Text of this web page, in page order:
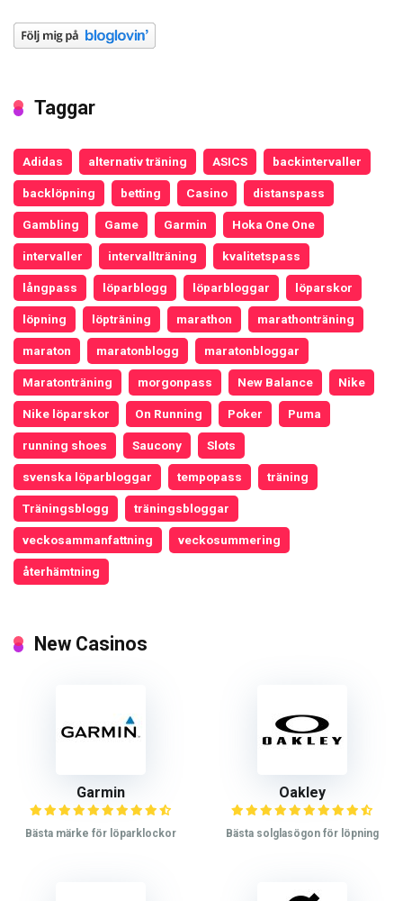
Taggar
Adidas alternativ träning ASICS backintervaller
backlöpning betting Casino distanspass
Gambling Game Garmin Hoka One One
intervaller intervallträning kvalitetspass
långpass löparblogg löparbloggar löparskor
löpning löpträning marathon marathonträning
maraton maratonblogg maratonbloggar
Maratonträning morgonpass New Balance Nike
Nike löparskor On Running Poker Puma
running shoes Saucony Slots
svenska löparbloggar tempopass träning
Träningsblogg träningsbloggar
veckosammanfattning veckosummering
återhämtning
New Casinos
Garmin
Bästa märke för löparklockor
Oakley
Bästa solglasögon för löpning